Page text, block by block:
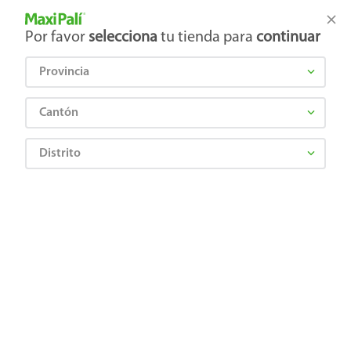
Tienda Maxi Palí
Por favor selecciona tu tienda para continuar
Provincia
Cantón
Distrito